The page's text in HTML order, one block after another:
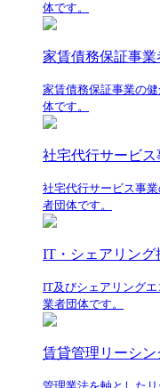
体です。
家賃債務保証事業
家賃債務保証事業の
体です。
社宅代行サービ
社宅代行サービス事
者団体です。
IT・シェアリング
IT及びシェアリング
業者団体です。
賃貸管理リーシ